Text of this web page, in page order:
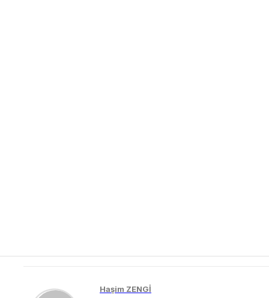
Haşim ZENGİ